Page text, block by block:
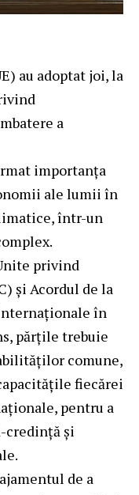
au adoptat joi, la
a
importanța
ale lumii în
într-un
privind
și Acordul de la
în
părțile trebuie
comune,
fiecărei
pentru a
credință și
de a